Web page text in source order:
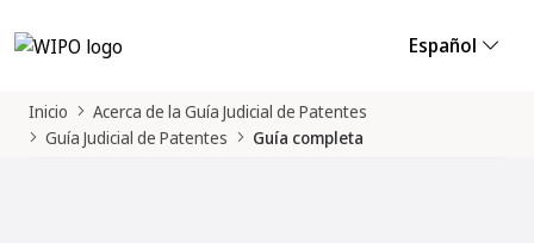
Español
Inicio
Acerca de la Guía Judicial de Patentes
Guía Judicial de Patentes
Guía completa